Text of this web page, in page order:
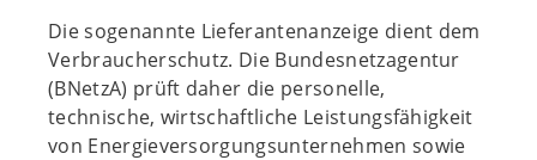
Die sogenannte Lieferantenanzeige dient dem
Verbraucherschutz. Die Bundesnetzagentur
(BNetzA) prüft daher die personelle,
technische, wirtschaftliche Leistungsfähigkeit
von Energieversorgungsunternehmen sowie